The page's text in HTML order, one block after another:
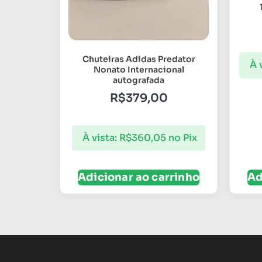
Chuteiras Adidas Predator
Nonato Internacional
autografada
R$379,00
À vista: R$360,05 no Pix
Adicionar ao carrinho
À